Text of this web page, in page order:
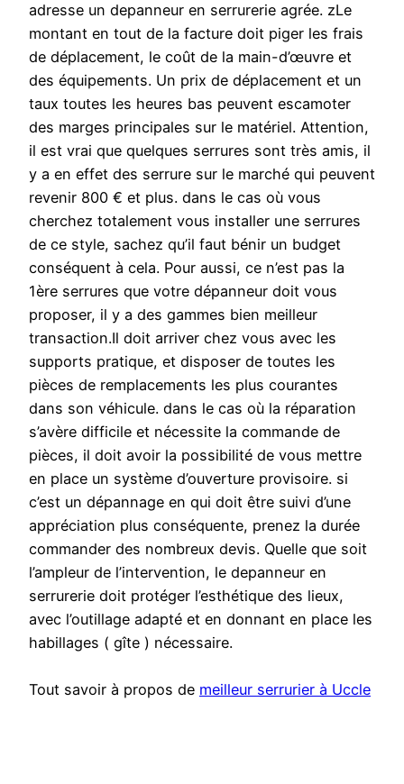
adresse un depanneur en serrurerie agrée. zLe
montant en tout de la facture doit piger les frais
de déplacement, le coût de la main-d’œuvre et
des équipements. Un prix de déplacement et un
taux toutes les heures bas peuvent escamoter
des marges principales sur le matériel. Attention,
il est vrai que quelques serrures sont très amis, il
y a en effet des serrure sur le marché qui peuvent
revenir 800 € et plus. dans le cas où vous
cherchez totalement vous installer une serrures
de ce style, sachez qu’il faut bénir un budget
conséquent à cela. Pour aussi, ce n’est pas la
1ère serrures que votre dépanneur doit vous
proposer, il y a des gammes bien meilleur
transaction.Il doit arriver chez vous avec les
supports pratique, et disposer de toutes les
pièces de remplacements les plus courantes
dans son véhicule. dans le cas où la réparation
s’avère difficile et nécessite la commande de
pièces, il doit avoir la possibilité de vous mettre
en place un système d’ouverture provisoire. si
c’est un dépannage en qui doit être suivi d’une
appréciation plus conséquente, prenez la durée
commander des nombreux devis. Quelle que soit
l’ampleur de l’intervention, le depanneur en
serrurerie doit protéger l’esthétique des lieux,
avec l’outillage adapté et en donnant en place les
habillages ( gîte ) nécessaire.
Tout savoir à propos de meilleur serrurier à Uccle